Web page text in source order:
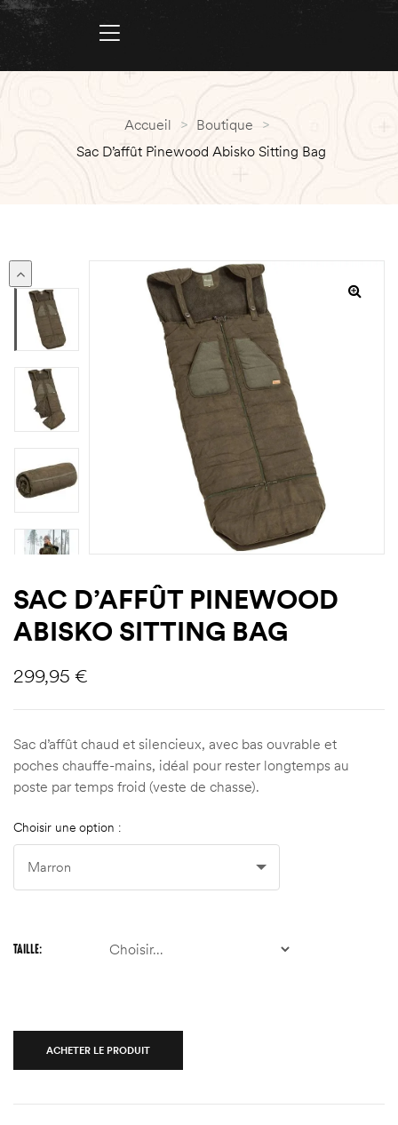
Accueil > Boutique >
Sac D’affût Pinewood Abisko Sitting Bag
SAC D’AFFÛT PINEWOOD
ABISKO SITTING BAG
299,95 €
Sac d’affût chaud et silencieux, avec bas ouvrable et
poches chauffe-mains, idéal pour rester longtemps au
poste par temps froid (veste de chasse).
Choisir une option :
TAILLE
ACHETER LE PRODUIT